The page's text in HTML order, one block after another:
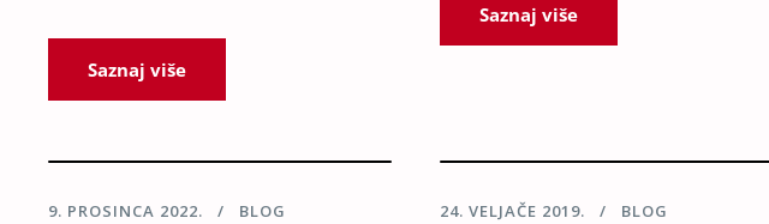
Saznaj više
Saznaj više
9. PROSINCA 2022. BLOG 24. VELJAČE 2019. BLOG